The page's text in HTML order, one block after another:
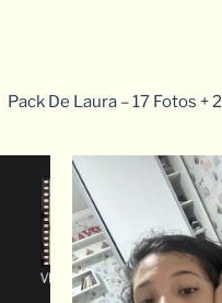
Pack De Laura – 17 Fotos +